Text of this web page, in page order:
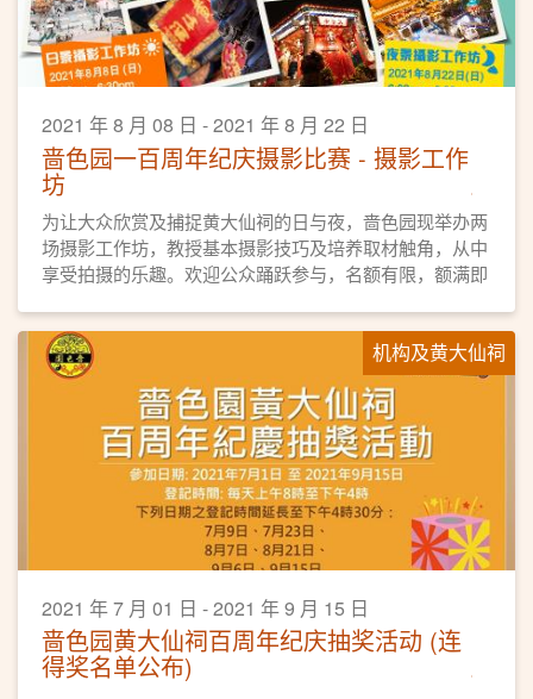
2021 年 8 月 08 日 - 2021 年 8 月 22 日
啬色园一百周年纪庆摄影比赛 - 摄影工作
坊
为让大众欣赏及捕捉黄大仙祠的日与夜，啬色园现举办两
场摄影工作坊，教授基本摄影技巧及培养取材触角，从中
享受拍摄的乐趣。欢迎公众踊跃参与，名额有限，额满即
机构及黄大仙祠
2021 年 7 月 01 日 - 2021 年 9 月 15 日
啬色园黄大仙祠百周年纪庆抽奖活动 (连
得奖名单公布)